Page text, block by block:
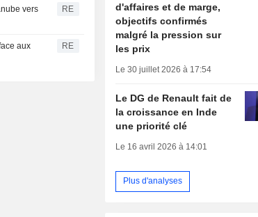
vers
RE
aux
RE
d'affaires et de marge,
objectifs confirmés
malgré la pression sur
les prix
Le 30 juillet 2026 à 17:54
Le DG de Renault fait de
la croissance en Inde
une priorité clé
Le 16 avril 2026 à 14:01
Plus d'analyses